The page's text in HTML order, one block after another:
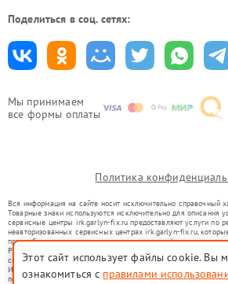
Мы принимаем
все формы оплаты
Поделиться в соц. сетях:
Политика
Вся информация на сайте носит исключительно справочный
Товарные знаки используются исключительно для описания
сервисные центры irk.garlyn-fix.ru предоставляют услуги по
неавторизованных сервисных центрах irk.garlyn-fix.ru,
правообладателями товарных знаков или их официальными
Ремонт осуществляется для устройств, уже введенных в
со статьей 1487 ГК РФ.
Использование товарных знаков не преследует цели
потребителей в заблуждение, а служит для информирования о
Этот сайт использует файлы cookie. Вы
ознакомиться с правилами